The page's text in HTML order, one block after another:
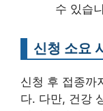
수 있습
신청 소요
신청 후 접종까
다. 다만, 건강